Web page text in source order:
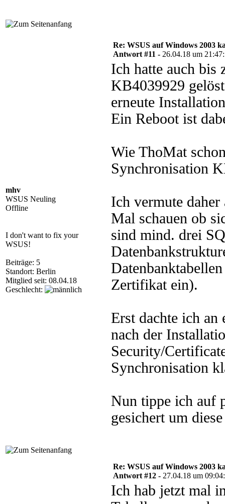
mhv
WSUS Neuling
Offline
I don't want to fix your
WSUS!
Beiträge: 5
Standort: Berlin
Mitglied seit: 08.04.18
Geschlecht:
Re: WSUS auf Windows 2003
Antwort #11 - 26.04.18 um
Ich hatte auch bis
KB4039929
erneute
Ein Reboot ist
Wie ThoMat
Synchronisation
Ich vermute
Mal schauen ob
sind mind. drei
Zertifikat ein).
Erst dachte ich
nach der
Security/
Synchronisation
Nun tippe ich auf
gesichert um
Re: WSUS auf Windows 2003
Antwort #12 - 27.04.18 um
Ich hab jetzt mal